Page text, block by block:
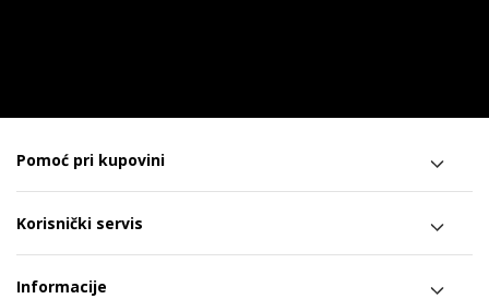
Pomoć pri kupovini
Korisnički servis
Informacije